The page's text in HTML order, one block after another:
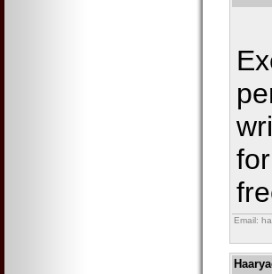
Email: